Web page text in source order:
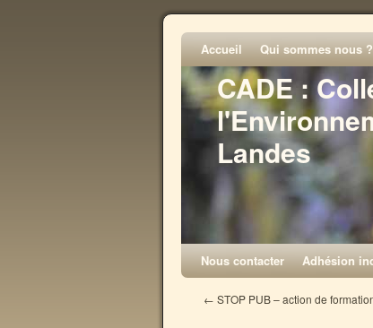
CADE :
Landes
Accueil Qui sommes nous ?
Nous contacter Adhésion
← STOP PUB – action de